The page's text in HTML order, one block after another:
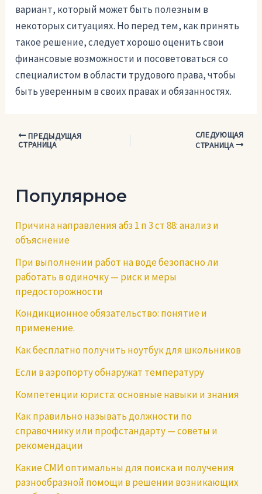
вариант, который может быть полезным в
некоторых ситуациях. Но перед тем, как принять
такое решение, следует хорошо оценить свои
финансовые возможности и посоветоваться со
специалистом в области трудового права, чтобы
быть уверенным в своих правах и обязанностях.
Навигация
ПРЕДЫДУЩАЯ
СТРАНИЦА
СЛЕДУЮЩАЯ
СТРАНИЦА
Популярное
Причина направления абз 1 п 3 ст 88: анализ и
объяснение
При выполнении работ на воде безопасно ли
работать в одиночку — риск и меры
предосторожности
Кондикционное обязательство: понятие и
применение.
Как бесплатно получить ноутбук для школьников
Если в аэропорту обнаружат температуру
Компетенции юриста: основные навыки и знания
Как правильно называть должности по
справочнику или профстандарту — советы и
рекомендации
Какие СМИ оптимальны для поиска и получения
разнообразной помощи в решении возникающих